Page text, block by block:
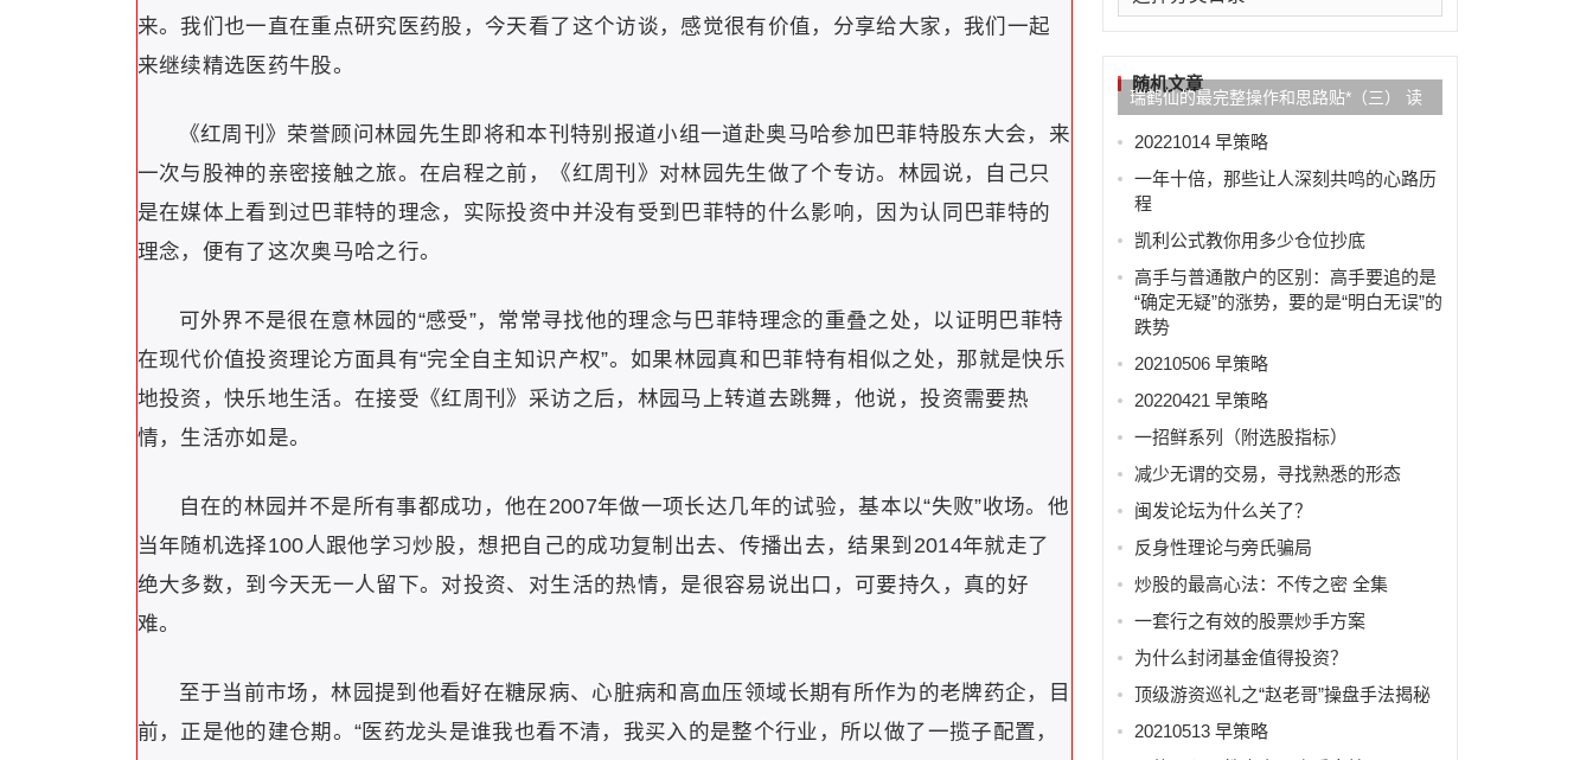
来。我们也一直在重点研究医药股，今天看了这个访谈，感觉很有价值，分享给大家，我们一起
来继续精选医药牛股。
《红周刊》荣誉顾问林园先生即将和本刊特别报道小组一道赴奥马哈参加巴菲特股东大会，来
一次与股神的亲密接触之旅。在启程之前，《红周刊》对林园先生做了个专访。林园说，自己只
是在媒体上看到过巴菲特的理念，实际投资中并没有受到巴菲特的什么影响，因为认同巴菲特的
理念，便有了这次奥马哈之行。
可外界不是很在意林园的“感受”，常常寻找他的理念与巴菲特理念的重叠之处，以证明巴菲特
在现代价值投资理论方面具有“完全自主知识产权”。如果林园真和巴菲特有相似之处，那就是快乐
地投资，快乐地生活。在接受《红周刊》采访之后，林园马上转道去跳舞，他说，投资需要热
情，生活亦如是。
自在的林园并不是所有事都成功，他在2007年做一项长达几年的试验，基本以“失败”收场。他
当年随机选择100人跟他学习炒股，想把自己的成功复制出去、传播出去，结果到2014年就走了
绝大多数，到今天无一人留下。对投资、对生活的热情，是很容易说出口，可要持久，真的好
难。
至于当前市场，林园提到他看好在糖尿病、心脏病和高血压领域长期有所作为的老牌药企，目
前，正是他的建仓期。“医药龙头是谁我也看不清，我买入的是整个行业，所以做了一揽子配置，
章
类随机文章
瑞鹤仙的最完整操作和思路贴*（三） 读
完必上一个层次
20221014 早策略
一年十倍，那些让人深刻共鸣的心路历
程
凯利公式教你用多少仓位抄底
高手与普通散户的区别：高手要追的是
“确定无疑”的涨势，要的是“明白无误”的
跌势
20210506 早策略
20220421 早策略
一招鲜系列（附选股指标）
减少无谓的交易，寻找熟悉的形态
闽发论坛为什么关了？
反身性理论与旁氏骗局
炒股的最高心法：不传之密 全集
一套行之有效的股票炒手方案
为什么封闭基金值得投资？
顶级游资巡礼之“赵老哥”操盘手法揭秘
20210513 早策略